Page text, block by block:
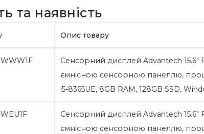
та наявність
Опис товару
WWW1F
Сенсорний дисплей Advantech 15.6"
ємнісною сенсорною панеллю,
i5-8365UE, 8GB RAM, 128GB SSD,
Сенсорний дисплей Advantech 15.6"
ємнісною сенсорною панеллю,